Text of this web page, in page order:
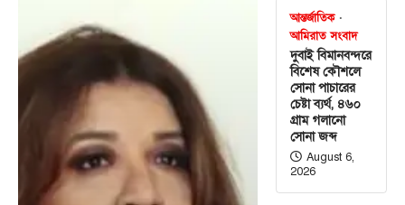
আন্তর্জাতিক
আমিরাত সংবাদ
দুবাই বিমানবন্দরে
বিশেষ কৌশলে
সোনা পাচারের
চেষ্টা ব্যর্থ, ৪৬০
গ্রাম গলানো
সোনা জব্দ
August 6,
2026